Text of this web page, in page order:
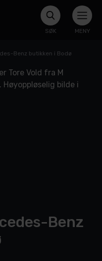
SØK MENY
Benz butikken i Bodø
Benz